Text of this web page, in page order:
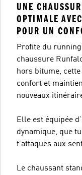
UNE
OPTIMALE
POUR UN
Profite du
chaussure
hors bitume,
confort et
nouveaux
Elle est équipée
dynamique, que
t’attaques aux
Le chaussant